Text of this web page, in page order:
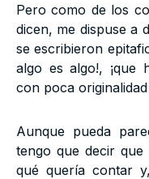
Pero como de los
dicen, me dispuse a
se escribieron
algo es algo!, ¡que
con poca
Aunque pueda
tengo que decir
qué quería contar